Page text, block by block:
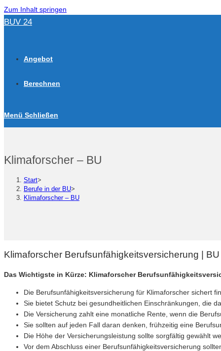
Zum Inhalt springen
BUV 24
Angebot
Berechnen
Menü Schließen
Klimaforscher – BU
Start>
Berufe in der BU>
Klimaforscher – BU
Klimaforscher Berufsunfähigkeitsversicherung |
Das Wichtigste in Kürze: Klimaforscher
Die Berufsunfähigkeitsversicherung für Klimaforscher sichert
Sie bietet Schutz bei gesundheitlichen Einschränkungen, die
Die Versicherung zahlt eine monatliche Rente, wenn die
Sie sollten auf jeden Fall daran denken, frühzeitig eine
Die Höhe der Versicherungsleistung sollte sorgfältig gewählt
Vor dem Abschluss einer Berufsunfähigkeitsversicherung